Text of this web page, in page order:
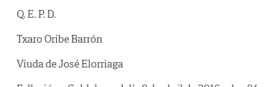
Q. E. P. D.
Txaro Oribe Barrón
Viuda de José Elorriaga